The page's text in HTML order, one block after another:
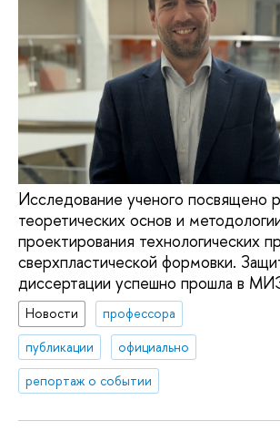
Исследование ученого посвящено
теоретических основ и
проектирования технологических
сверхпластической формовки.
диссертации успешно прошла в
Новости
профессора
публикации
официально
репортаж о событии